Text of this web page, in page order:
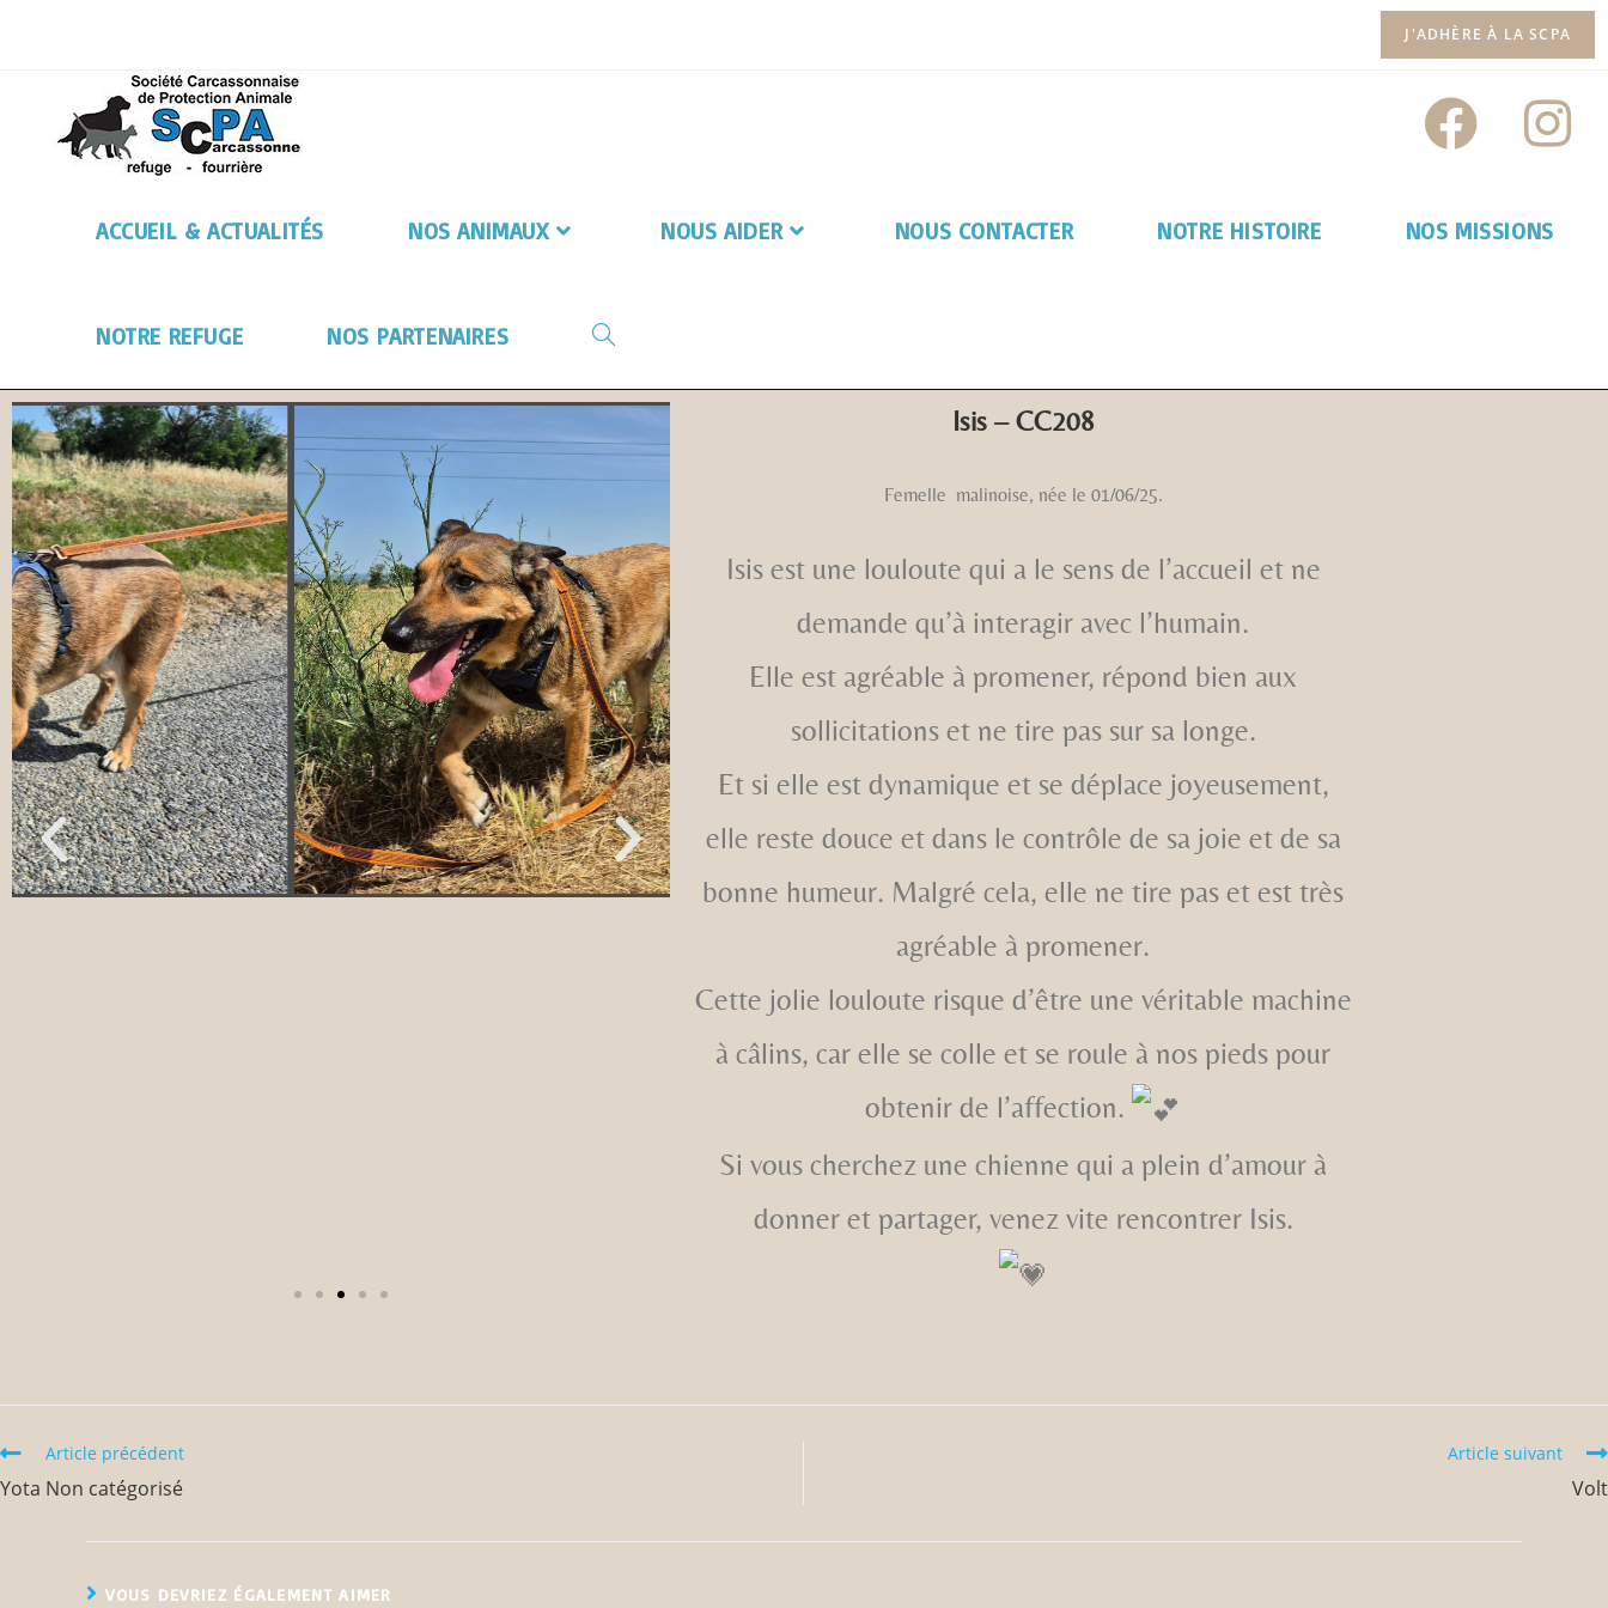
J'ADHÈRE À LA SCPA
ACCUEIL & ACTUALITÉS NOS ANIMAUX NOUS AIDER NOUS CONTACTER NOTRE HISTOIRE NOS MISSIONS
NOTRE REFUGE NOS PARTENAIRES
Isis – CC208
Femelle malinoise, née le 01/06/25.
Isis est une louloute qui a le sens de l’accueil et ne
demande qu’à interagir avec l’humain.
Elle est agréable à promener, répond bien aux
sollicitations et ne tire pas sur sa longe.
Et si elle est dynamique et se déplace joyeusement,
elle reste douce et dans le contrôle de sa joie et de sa
bonne humeur. Malgré cela, elle ne tire pas et est très
agréable à promener.
Cette jolie louloute risque d’être une véritable machine
à câlins, car elle se colle et se roule à nos pieds pour
obtenir de l’affection.
Si vous cherchez une chienne qui a plein d’amour à
donner et partager, venez vite rencontrer Isis.
Article précédent
Yota Non catégorisé
Article suivant
Volt
VOUS DEVRIEZ ÉGALEMENT AIMER